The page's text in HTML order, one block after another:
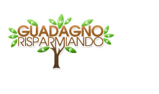
contenuto